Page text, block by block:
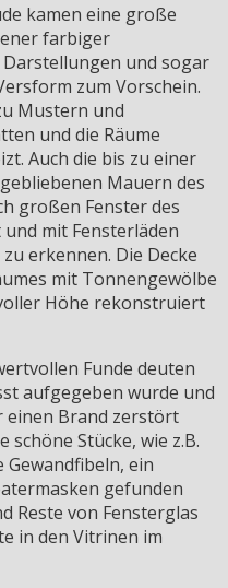
kamen eine große
farbiger
und sogar
zum Vorschein.
Mustern und
und die Räume
Auch die bis zu einer
Mauern des
großen Fenster des
mit Fensterläden
erkennen. Die Decke
mit Tonnengewölbe
Höhe rekonstruiert
Funde deuten
aufgegeben wurde und
einen Brand zerstört
Stücke, wie z.B.
ein
gefunden
Reste von Fensterglas
in den Vitrinen im